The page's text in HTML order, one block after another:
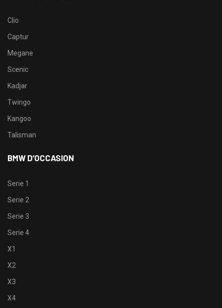
Clio
Captur
Megane
Scenic
Kadjar
Twingo
Kangoo
Talisman
BMW D’OCCASION
Serie 1
Serie 2
Serie 3
Serie 4
X1
X2
X3
X4